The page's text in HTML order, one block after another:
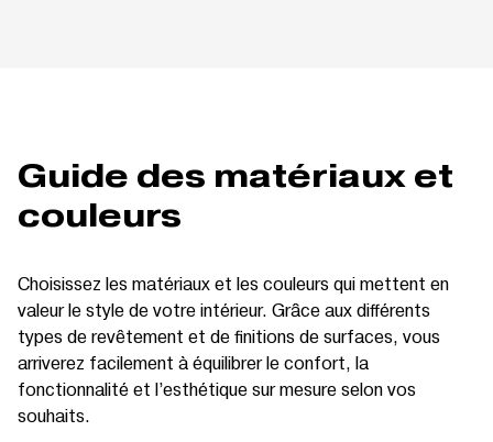
Guide des matériaux et
couleurs
Choisissez les matériaux et les couleurs qui mettent en
valeur le style de votre intérieur. Grâce aux différents
types de revêtement et de finitions de surfaces, vous
arriverez facilement à équilibrer le confort, la
fonctionnalité et l’esthétique sur mesure selon vos
souhaits.